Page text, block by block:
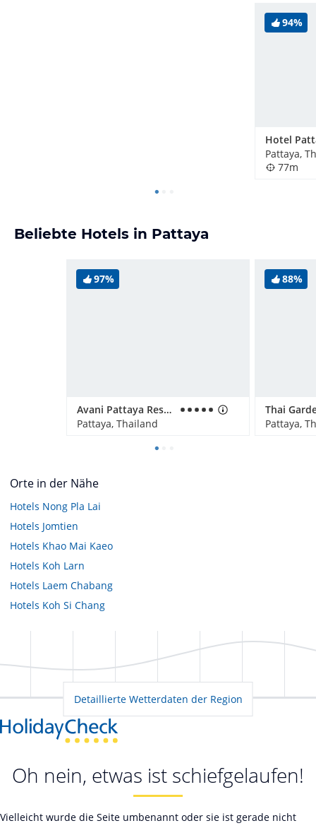
94%
Pattaya,
77m
Beliebte Hotels in Pattaya
97%
Avani Pattaya Resort
Pattaya, Thailand
88%
Thai
Pattaya,
Orte in der Nähe
Hotels Nong Pla Lai
Hotels Jomtien
Hotels Khao Mai Kaeo
Hotels Koh Larn
Hotels Laem Chabang
Hotels Koh Si Chang
Detaillierte Wetterdaten der Region
Oh nein, etwas ist schiefgelaufen!
Vielleicht wurde die Seite umbenannt oder sie ist gerade nicht